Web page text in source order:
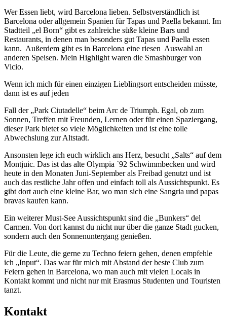
Wer Essen liebt, wird Barcelona lieben. Selbstverständlich ist
Barcelona oder allgemein Spanien für Tapas und Paella bekannt. Im
Stadtteil „el Born“ gibt es zahlreiche süße kleine Bars und
Restaurants, in denen man besonders gut Tapas und Paella essen
kann. Außerdem gibt es in Barcelona eine riesen Auswahl an
anderen Speisen. Mein Highlight waren die Smashburger von
Vicio.
Wenn ich mich für einen einzigen Lieblingsort entscheiden müsste,
dann ist es auf jeden
Fall der „Park Ciutadelle“ beim Arc de Triumph. Egal, ob zum
Sonnen, Treffen mit Freunden, Lernen oder für einen Spaziergang,
dieser Park bietet so viele Möglichkeiten und ist eine tolle
Abwechslung zur Altstadt.
Ansonsten lege ich euch wirklich ans Herz, besucht „Salts“ auf dem
Montjuic. Das ist das alte Olympia `92 Schwimmbecken und wird
heute in den Monaten Juni-September als Freibad genutzt und ist
auch das restliche Jahr offen und einfach toll als Aussichtspunkt. Es
gibt dort auch eine kleine Bar, wo man sich eine Sangria und papas
bravas kaufen kann.
Ein weiterer Must-See Aussichtspunkt sind die „Bunkers“ del
Carmen. Von dort kannst du nicht nur über die ganze Stadt gucken,
sondern auch den Sonnenuntergang genießen.
Für die Leute, die gerne zu Techno feiern gehen, denen empfehle
ich „Input“. Das war für mich mit Abstand der beste Club zum
Feiern gehen in Barcelona, wo man auch mit vielen Locals in
Kontakt kommt und nicht nur mit Erasmus Studenten und Touristen
tanzt.
Kon­takt